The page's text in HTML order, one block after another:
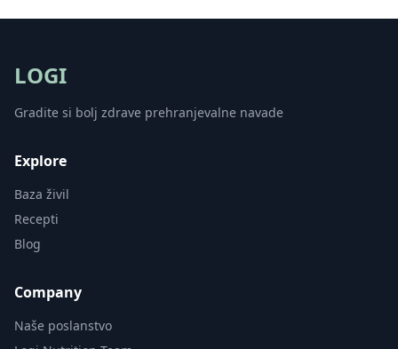
LOGI
Gradite si bolj zdrave prehranjevalne navade
Explore
Baza živil
Recepti
Blog
Company
Naše poslanstvo